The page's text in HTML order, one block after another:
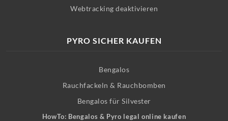
Webtracking deaktivieren
PYRO SICHER KAUFEN
Bengalos
Rauchfackeln & Rauchbomben
Bengalos für Silvester
HowTo: Bengalos & Pyro legal online kaufen